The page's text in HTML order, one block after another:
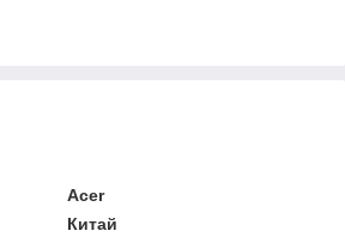
Acer
Китай